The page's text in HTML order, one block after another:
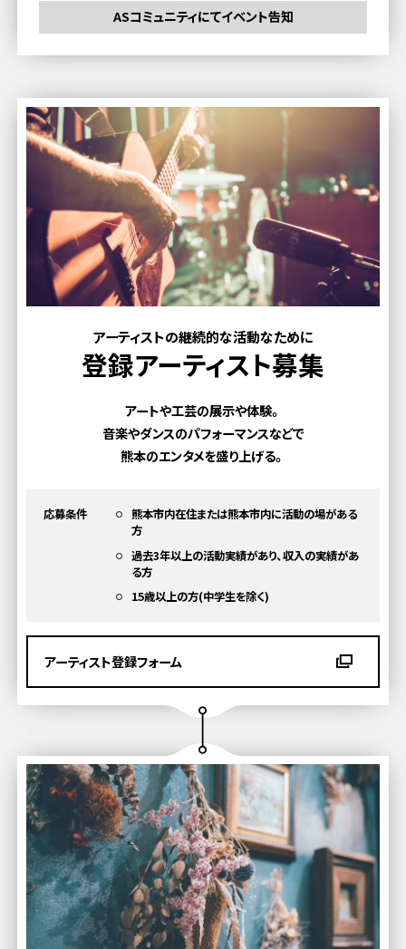
ASコミュニティにてイベント告知
アーティストの継続的な活動なために
登録アーティスト募集
アートや工芸の展示や体験。
音楽やダンスのパフォーマンスなどで
熊本のエンタメを盛り上げる。
応募条件
熊本市内在住または熊本市内に活動の場がある
方
過去3年以上の活動実績があり、収入の実績があ
る方
15歳以上の方(中学生を除く)
アーティスト登録フォーム